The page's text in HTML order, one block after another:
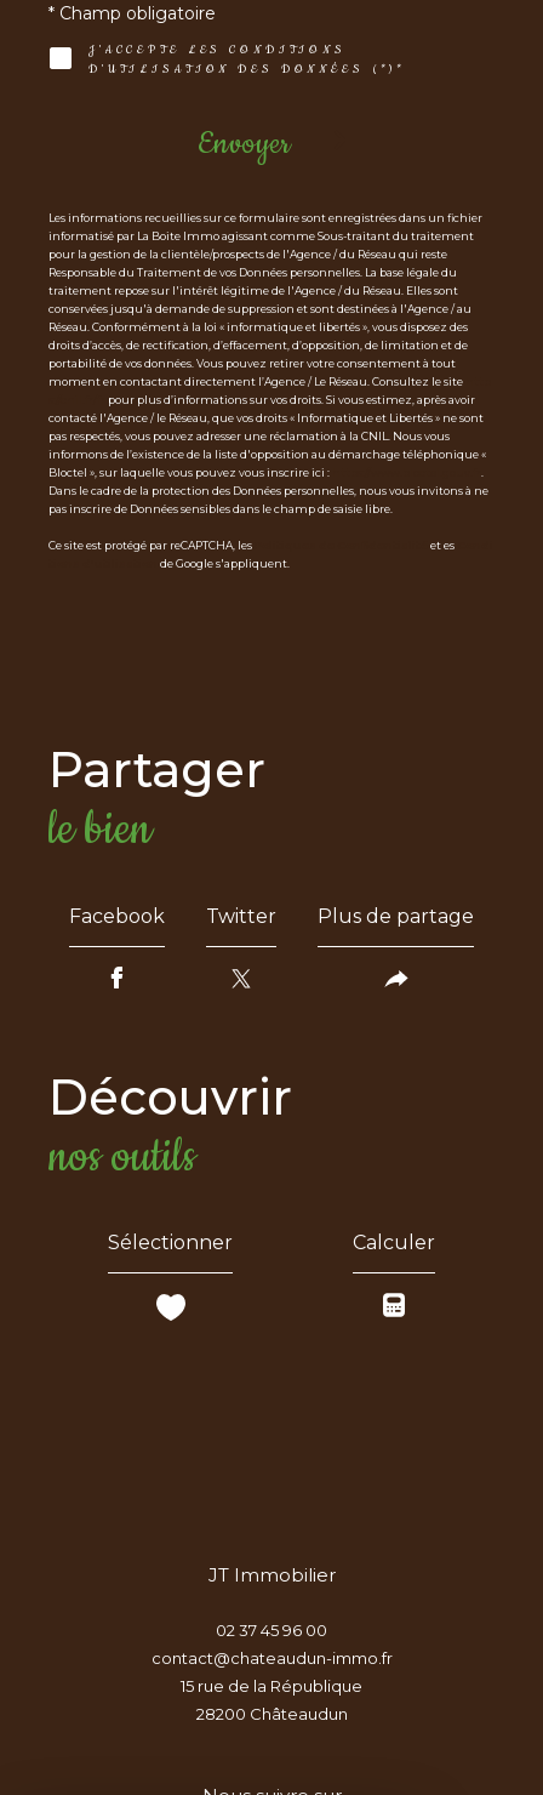
J'ACCEPTE LES CONDITIONS
D'UTILISATION DES DONNÉES (*)*
* Champ obligatoire
Envoyer
Les informations recueillies sur ce formulaire sont enregistrées dans un fichier
informatisé par La Boite Immo agissant comme Sous-traitant du traitement
pour la gestion de la clientèle/prospects de l'Agence / du Réseau qui reste
Responsable du Traitement de vos Données personnelles. La base légale du
traitement repose sur l'intérêt légitime de l'Agence / du Réseau. Elles sont
conservées jusqu'à demande de suppression et sont destinées à l'Agence / au
Réseau. Conformément à la loi « informatique et libertés », vous disposez des
droits d’accès, de rectification, d’effacement, d’opposition, de limitation et de
portabilité de vos données. Vous pouvez retirer votre consentement à tout
moment en contactant directement l’Agence / Le Réseau. Consultez le site
pour plus d’informations sur vos droits. Si vous estimez, après avoir
contacté l'Agence / le Réseau, que vos droits « Informatique et Libertés » ne sont
pas respectés, vous pouvez adresser une réclamation à la CNIL. Nous vous
informons de l’existence de la liste d'opposition au démarchage téléphonique «
Bloctel », sur laquelle vous pouvez vous inscrire ici :
Dans le cadre de la protection des Données personnelles, nous vous invitons à ne
pas inscrire de Données sensibles dans le champ de saisie libre.
Ce site est protégé par reCAPTCHA, les et es
de Google s'appliquent.
partager
le bien
Facebook Twitter Plus de partage
découvrir
nos outils
Sélectionner Calculer
JT Immobilier
02 37 45 96 00
contact@chateaudun-immo.fr
15 rue de la République
28200
châteaudun